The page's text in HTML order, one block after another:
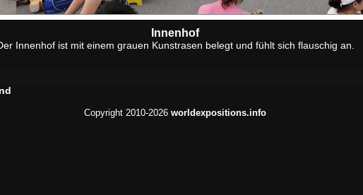
Innenhof
Innenhof ist mit einem grauen Kunstrasen belegt und fühlt sich flauschig an.
Copyright 2010-2026 worldexpositions.info